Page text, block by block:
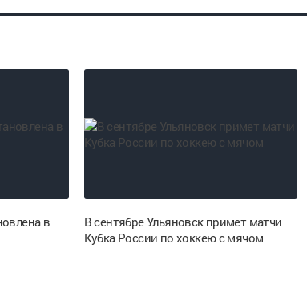
в
В сентябре Ульяновск примет матчи
Кубка России по хоккею с мячом